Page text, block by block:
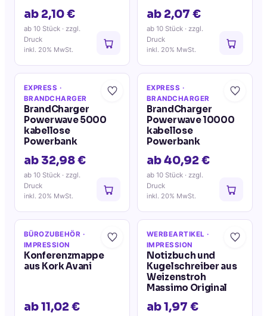
ab 2,10 €
ab 10 Stück · zzgl.
Druck
inkl. 20% MwSt.
ab 2,07 €
ab 10 Stück · zzgl.
Druck
inkl. 20% MwSt.
EXPRESS ·
BRANDCHARGER
BrandCharger
Powerwave 5000
kabellose
Powerbank
ab 32,98 €
ab 10 Stück · zzgl.
Druck
inkl. 20% MwSt.
EXPRESS ·
BRANDCHARGER
BrandCharger
Powerwave 10000
kabellose
Powerbank
ab 40,92 €
ab 10 Stück · zzgl.
Druck
inkl. 20% MwSt.
BÜROZUBEHÖR ·
IMPRESSION
Konferenzmappe
aus Kork Avani
ab 11,02 €
WERBEARTIKEL ·
IMPRESSION
Notizbuch und
Kugelschreiber aus
Weizenstroh
Massimo Original
ab 1,97 €